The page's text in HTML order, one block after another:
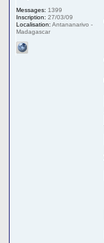
Messages: 1399
Inscription: 27/03/09
Localisation: Antananarivo -
Madagascar